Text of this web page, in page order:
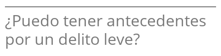
¿Puedo tener antecedentes
por un delito leve?